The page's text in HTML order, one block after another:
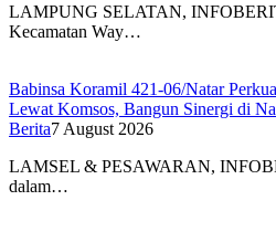
LAMPUNG SELATAN,
Kecamatan Way…
Babinsa Koramil 421-06/Natar
Lewat Komsos, Bangun Sinergi di
Berita7 August 2026
LAMSEL & PESAWARAN,
dalam…